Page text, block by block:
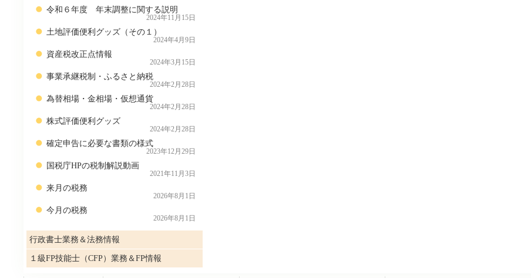
令和６年度 年末調整に関する説明
2024年11月15日
土地評価便利グッズ（その１）
2024年4月9日
資産税改正点情報
2024年3月15日
事業承継税制・ふるさと納税
2024年2月28日
為替相場・金相場・仮想通貨
2024年2月28日
株式評価便利グッズ
2024年2月28日
確定申告に必要な書類の様式
2023年12月29日
国税庁HPの税制解説動画
2021年11月3日
来月の税務
2026年8月1日
今月の税務
2026年8月1日
行政書士業務＆法務情報
１級FP技能士（CFP）業務＆FP情報